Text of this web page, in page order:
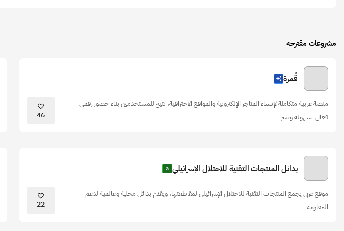
مشروعات مقترحه
قُمرة
منصة عربية متكاملة لإنشاء المتاجر الإلكترونية والمواقع الاحترافية، تتيح للمستخدمين بناء حضور رقمي
فعال بسهولة ويسر
46
بدائل المنتجات التقنية للاحتلال الإسرائيلي
موقع عربي يجمع المنتجات التقنية للاحتلال الإسرائيلي لمقاطعتها، ويقدم بدائل محلية وعالمية لدعم
المقاومة
22